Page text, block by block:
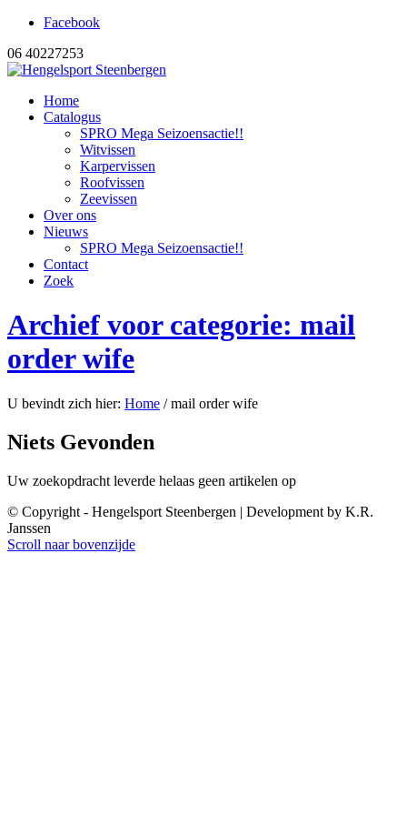
Facebook
06 40227253
Home
Catalogus
SPRO Mega Seizoensactie!!
Witvissen
Karpervissen
Roofvissen
Zeevissen
Over ons
Nieuws
SPRO Mega Seizoensactie!!
Contact
Zoek
Archief voor categorie: mail
order wife
U bevindt zich hier: Home / mail order wife
Niets Gevonden
Uw zoekopdracht leverde helaas geen artikelen op
© Copyright - Hengelsport Steenbergen | Development by K.R.
Janssen
Scroll naar bovenzijde